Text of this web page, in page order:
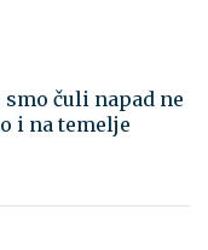
čuli napad ne
i na temelje